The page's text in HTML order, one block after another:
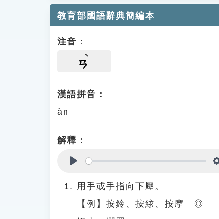
教育部國語辭典簡編本
注音：
ㄢ
漢語拼音：
àn
解釋：
用手或手指向下壓。
【例】按鈴、按絃、按摩 ◎